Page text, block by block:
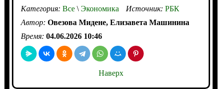
Категория: Все\Экономика Источник: РБК
Автор: Овезова Мидене, Елизавета Машинина
Время: 04.06.2026 10:46
Наверх